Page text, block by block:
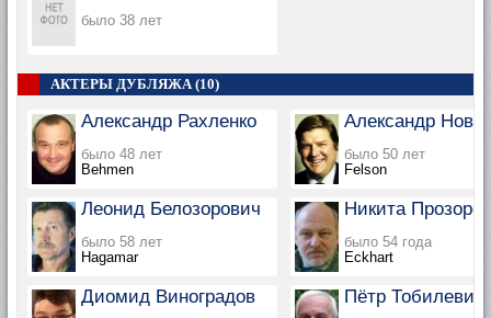
было 38 лет
АКТЕРЫ ДУБЛЯЖА (10)
Александр Рахленко
было 48 лет
Behmen
Александр
было 50 лет
Felson
Леонид Белозорович
было 58 лет
Hagamar
Никита
было 54 года
Eckhart
Диомид Виноградов Пётр Тобилевич